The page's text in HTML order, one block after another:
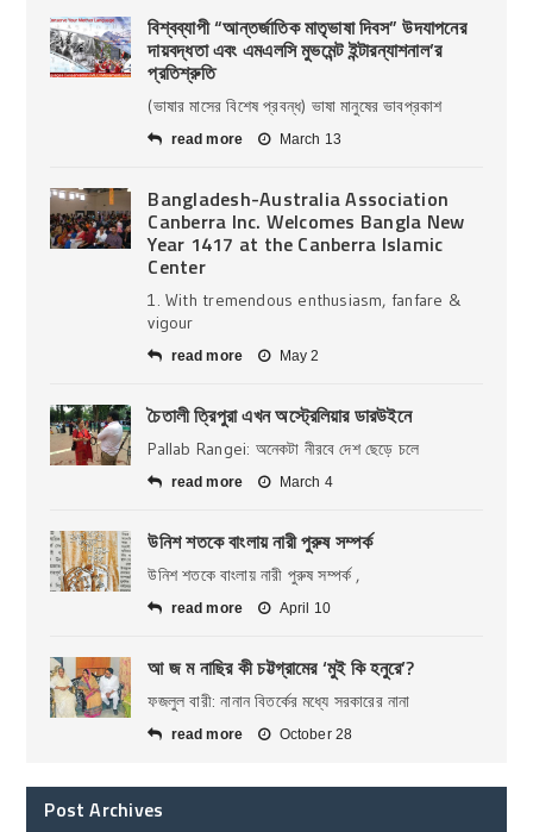
বিশ্বব্যাপী “আন্তর্জাতিক মাতৃভাষা দিবস” উদযাপনের
দায়বদ্ধতা এবং এমএলসি মুভমেন্ট ইন্টারন্যাশনাল’র
প্রতিশ্রুতি
(ভাষার মাসের বিশেষ প্রবন্ধ) ভাষা মানুষের ভাবপ্রকাশ
read more March 13
Bangladesh-Australia Association
Canberra Inc. Welcomes Bangla New
Year 1417 at the Canberra Islamic
Center
1. With tremendous enthusiasm, fanfare &
vigour
read more May 2
চৈতালী ত্রিপুরা এখন অস্ট্রেলিয়ার ডারউইনে
Pallab Rangei: অনেকটা নীরবে দেশ ছেড়ে চলে
read more March 4
উনিশ শতকে বাংলায় নারী পুরুষ সম্পর্ক
উনিশ শতকে বাংলায় নারী পুরুষ সম্পর্ক ,
read more April 10
আ জ ম নাছির কী চট্টগ্রামের ‘মুই কি হনুরে’?
ফজলুল বারী: নানান বিতর্কের মধ্যে সরকারের নানা
read more October 28
Post Archives